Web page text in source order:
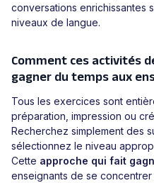
conversations enrichissantes
niveaux de langue.
Comment ces activités
gagner du temps aux
Tous les exercices sont
préparation, impression ou
Recherchez simplement des
sélectionnez le niveau
Cette approche qui fait
enseignants de se